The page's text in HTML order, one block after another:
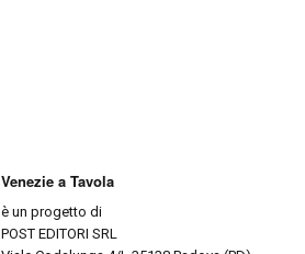
Venezie a Tavola
è un progetto di
POST EDITORI SRL